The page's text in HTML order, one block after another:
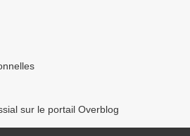
sur le portail Overblog